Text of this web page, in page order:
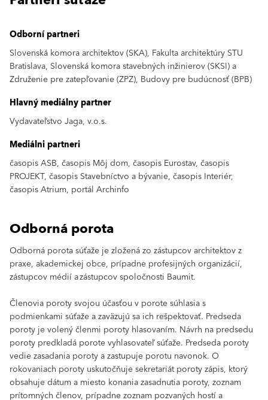
Odborní partneri
Slovenská komora architektov (SKA), Fakulta architektúry STU
Bratislava, Slovenská komora stavebných inžinierov (SKSI) a
Združenie pre zatepľovanie (ZPZ), Budovy pre budúcnosť (BPB)
Hlavný mediálny partner
Vydavateľstvo Jaga, v.o.s.
Mediálni partneri
časopis ASB, časopis Môj dom, časopis Eurostav, časopis
PROJEKT, časopis Stavebníctvo a bývanie, časopis Interiér,
časopis Atrium, portál Archinfo
Odborná porota
Odborná porota súťaže je zložená zo zástupcov architektov z
praxe, akademickej obce, prípadne profesijných organizácií,
zástupcov médií a zástupcov spoločnosti Baumit.
Členovia poroty svojou účasťou v porote súhlasia s
podmienkami súťaže a zaväzujú sa ich rešpektovať. Predseda
poroty je volený členmi poroty hlasovaním. Návrh na predsedu
poroty predkladá porote vyhlasovateľ súťaže. Predseda poroty
vedie zasadania poroty a zastupuje porotu navonok. O
rokovaniach poroty uskutočňuje sekretariát poroty zápis, ktorý
obsahuje dátum a miesto konania zasadnutia poroty, zoznam
prítomných členov, prípadne zoznam pozvaných hostí a